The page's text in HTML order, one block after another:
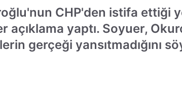
CHP'den istifa ettiği
açıklama yaptı. Soyuer,
gerçeği yansıtmadığını